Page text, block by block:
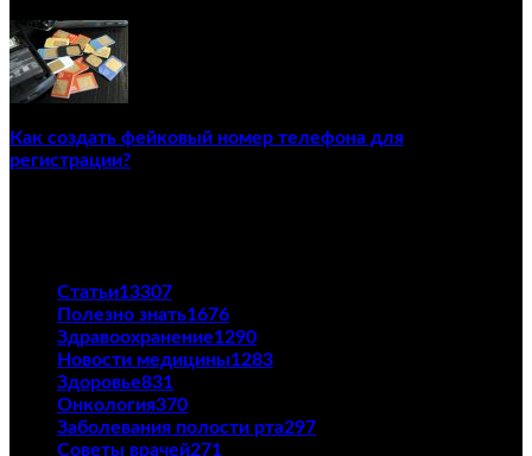
Как создать фейковый номер телефона для
регистрации?
Статьи13307
Полезно знать1676
Здравоохранение1290
Новости медицины1283
Здоровье831
Онкология370
Заболевания полости рта297
Советы врачей271